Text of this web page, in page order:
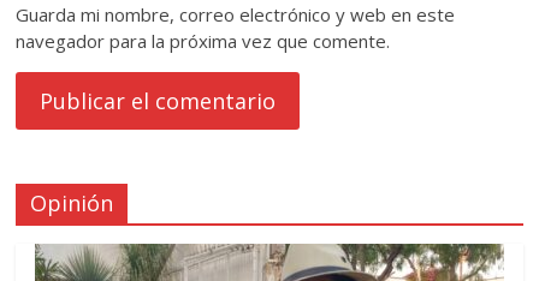
Guarda mi nombre, correo electrónico y web en este
navegador para la próxima vez que comente.
Opinión